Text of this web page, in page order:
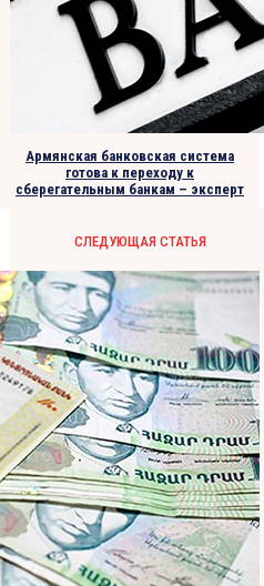
Армянская банковская система
готова к переходу к
сберегательным банкам – эксперт
СЛЕДУЮЩАЯ СТАТЬЯ